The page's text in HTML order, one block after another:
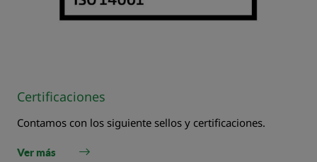
Certificaciones
Contamos con los siguiente sellos y certificaciones.
Ver más